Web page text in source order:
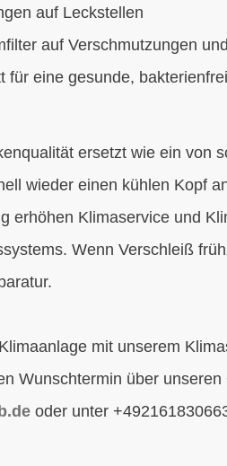
auf Leckstellen
auf Verschmutzungen und
eine gesunde,
ersetzt wie ein von
wieder einen kühlen Kopf
erhöhen Klimaservice und
Wenn Verschleiß
mit unserem
Wunschtermin über
oder unter